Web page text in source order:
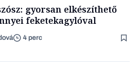
gyorsan elkészíthető
feketekagylóval
4 perc